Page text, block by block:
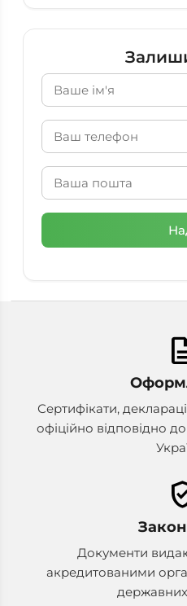
Сертифікати,
офіційно відповідно
Документи
акредитованими
державних